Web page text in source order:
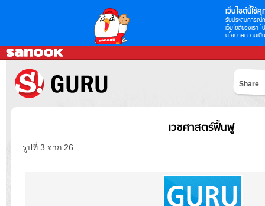
เว็บไซต์นี้ใช้คุ
รับประสบการณ์
เว็บไซต์ของเรา
นโยบายความเป็
Share
เวชศาสตร์ฟื้นฟู
รูปที่ 3 จาก 26